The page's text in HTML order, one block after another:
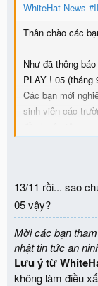
WhiteHat News
Thân chào các
Như đã thông
PLAY ! 05 (tháng
Các bạn mới
sinh viên các
Thông tin chi tiết
3 Misc:
2 Web
1
3
13/11 rồi... sao
05 vậy?
Mời các bạn
nhật tin tức an
Lưu ý từ
không làm điều